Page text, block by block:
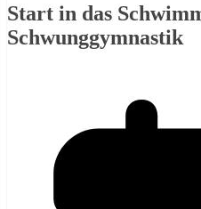
Start in das
Schwunggymnastik